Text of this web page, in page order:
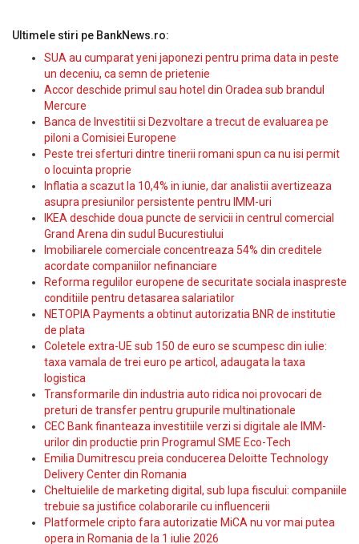
Ultimele stiri pe BankNews.ro:
SUA au cumparat yeni japonezi pentru prima data in peste
un deceniu, ca semn de prietenie
Accor deschide primul sau hotel din Oradea sub brandul
Mercure
Banca de Investitii si Dezvoltare a trecut de evaluarea pe
piloni a Comisiei Europene
Peste trei sferturi dintre tinerii romani spun ca nu isi permit
o locuinta proprie
Inflatia a scazut la 10,4% in iunie, dar analistii avertizeaza
asupra presiunilor persistente pentru IMM-uri
IKEA deschide doua puncte de servicii in centrul comercial
Grand Arena din sudul Bucurestiului
Imobiliarele comerciale concentreaza 54% din creditele
acordate companiilor nefinanciare
Reforma regulilor europene de securitate sociala inaspreste
conditiile pentru detasarea salariatilor
NETOPIA Payments a obtinut autorizatia BNR de institutie
de plata
Coletele extra-UE sub 150 de euro se scumpesc din iulie:
taxa vamala de trei euro pe articol, adaugata la taxa
logistica
Transformarile din industria auto ridica noi provocari de
preturi de transfer pentru grupurile multinationale
CEC Bank finanteaza investitiile verzi si digitale ale IMM-
urilor din productie prin Programul SME Eco-Tech
Emilia Dumitrescu preia conducerea Deloitte Technology
Delivery Center din Romania
Cheltuielile de marketing digital, sub lupa fiscului: companiile
trebuie sa justifice colaborarile cu influencerii
Platformele cripto fara autorizatie MiCA nu vor mai putea
opera in Romania de la 1 iulie 2026